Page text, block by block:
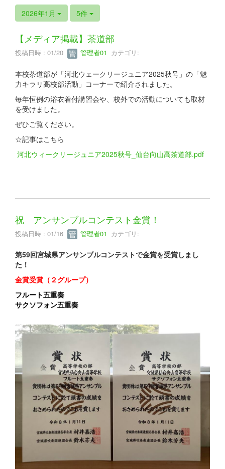
2026年1月 5件
【メディア掲載】茶道部
投稿日時 : 01/20 管理者01 カテゴリ:
本校茶道部が「河北ウェークリージュニア2025秋号」の「魅
力キラリ高校部活動」コーナーで紹介されました。
毎年恒例の浴衣着付講習会や、校外での活動についても取材
を受けました。
ぜひご覧ください。
☆記事はこちら
河北ウィークリージュニア2025秋号_仙台向山高茶道部.pdf
祝 アンサンブルコンテスト金賞！
投稿日時 : 01/16 管理者01 カテゴリ:
第59回宮城県アンサンブルコンテストで金賞を受賞しまし
た！
金賞受賞（２グループ）
フルート五重奏
サクソフォン五重奏